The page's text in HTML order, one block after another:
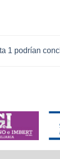
1 podrían